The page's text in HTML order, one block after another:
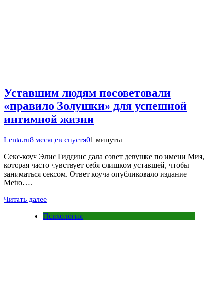
Уставшим людям посоветовали
«правило Золушки» для успешной
интимной жизни
Lenta.ru8 месяцев спустя01 минуты
Секс-коуч Элис Гиддинс дала совет девушке по имени Мия,
которая часто чувствует себя слишком уставшей, чтобы
заниматься сексом. Ответ коуча опубликовало издание
Metro….
Читать далее
Психология